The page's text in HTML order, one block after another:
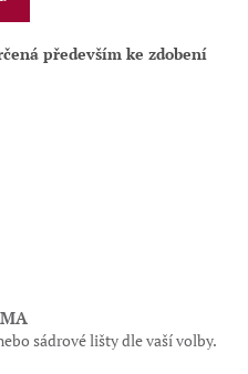
především ke zdobení
sádrové lišty dle vaší volby.